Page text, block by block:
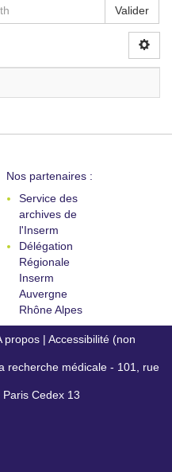
Valider
Nos partenaires :
Service des
archives de
l'Inserm
Délégation
Régionale
Inserm
Auvergne
Rhône Alpes
propos | Accessibilité (non
recherche médicale - 101, rue
Cedex 13